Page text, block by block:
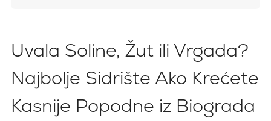
Uvala Soline, Žut ili Vrgada?
Najbolje Sidrište Ako Krećete
Kasnije Popodne iz Biograda